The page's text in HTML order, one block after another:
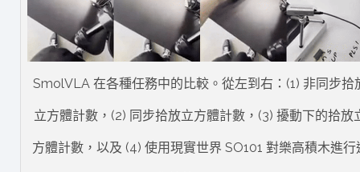
SmolVLA 在各種任務中的比較。從左到右：(1) 非同步拾
立方體計數，(2) 同步拾放立方體計數，(3) 擾動下的拾放
方體計數，以及 (4) 使用現實世界 SO101 對樂高積木進行